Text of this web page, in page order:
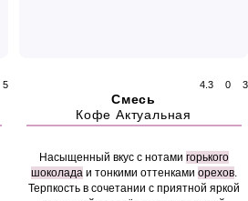
5 4.3 0 3
Смесь
Кофе Актуальная
Насыщенный вкус с нотами горького
шоколадаи тонкими оттенками орехов.
Терпкость в сочетании с приятной яркой